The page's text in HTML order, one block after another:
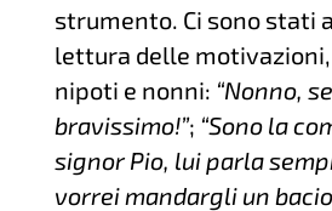
strumento. Ci sono stati
lettura delle
nipoti e nonni: “Nonno,
bravissimo!”; “Sono la
signor Pio, lui parla
vorrei mandargli un